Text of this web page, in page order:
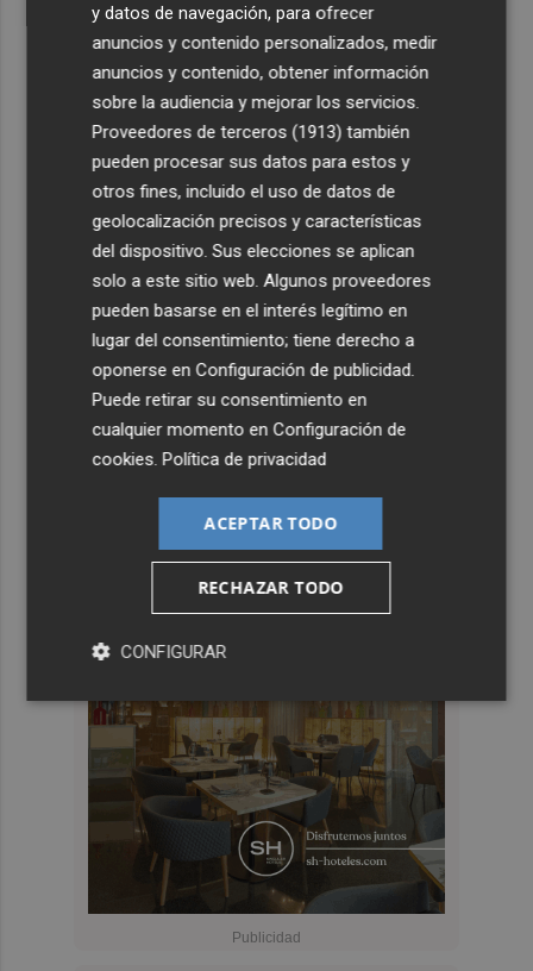
y datos de navegación, para ofrecer
anuncios y contenido personalizados, medir
anuncios y contenido, obtener información
sobre la audiencia y mejorar los servicios.
Proveedores de terceros (1913) también
pueden procesar sus datos para estos y
otros fines, incluido el uso de datos de
geolocalización precisos y características
del dispositivo. Sus elecciones se aplican
solo a este sitio web. Algunos proveedores
pueden basarse en el interés legítimo en
lugar del consentimiento; tiene derecho a
oponerse enConfiguración de publicidad.
Puede retirar su consentimiento en
cualquier momento enConfiguración de
cookies.Política de privacidad
ACEPTAR TODO
RECHAZAR TODO
CONFIGURAR